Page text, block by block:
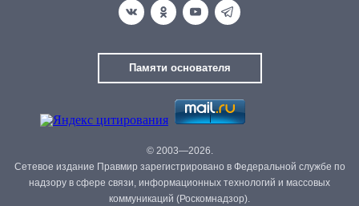
Памяти основателя
© 2003—2026.
Сетевое издание Правмир зарегистрировано в Федеральной службе по
надзору в сфере связи, информационных технологий и массовых
коммуникаций (Роскомнадзор).